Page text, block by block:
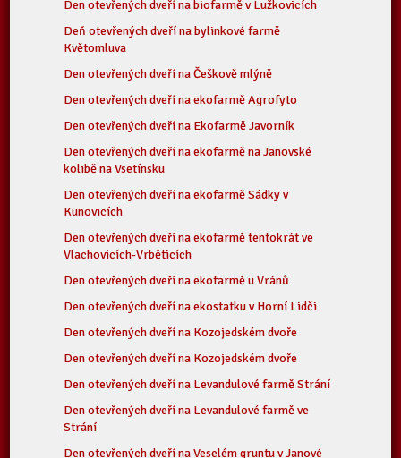
Den otevřených dveří na biofarmě v Lužkovicích
Deň otevřených dveří na bylinkové farmě
Květomluva
Den otevřených dveří na Češkově mlýně
Den otevřených dveří na ekofarmě Agrofyto
Den otevřených dveří na Ekofarmě Javorník
Den otevřených dveří na ekofarmě na Janovské
kolibě na Vsetínsku
Den otevřených dveří na ekofarmě Sádky v
Kunovicích
Den otevřených dveří na ekofarmě tentokrát ve
Vlachovicích-Vrběticích
Den otevřených dveří na ekofarmě u Vránů
Den otevřených dveří na ekostatku v Horní Lidči
Den otevřených dveří na Kozojedském dvoře
Den otevřených dveří na Kozojedském dvoře
Den otevřených dveří na Levandulové farmě Strání
Den otevřených dveří na Levandulové farmě ve
Strání
Den otevřených dveří na Veselém gruntu v Janové